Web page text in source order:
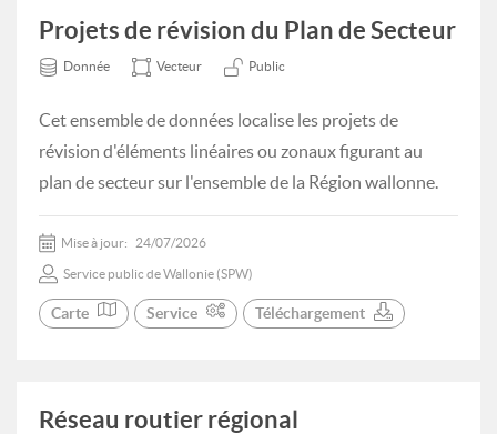
Projets de révision du Plan de Secteur
Donnée Vecteur Public
Cet ensemble de données localise les projets de
révision d'éléments linéaires ou zonaux figurant au
plan de secteur sur l'ensemble de la Région wallonne.
Mise à jour: 24/07/2026
Service public de Wallonie (SPW)
Carte Service Téléchargement
Réseau routier régional